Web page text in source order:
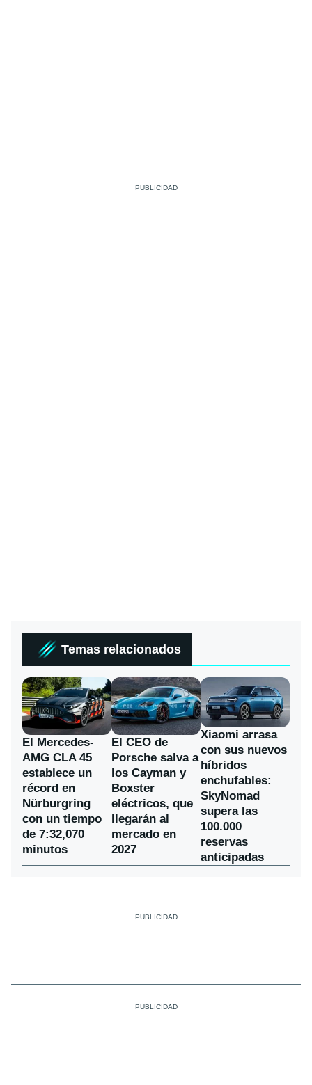
Temas relacionados
El Mercedes-
AMG CLA 45
establece un
récord en
Nürburgring
con un tiempo
de 7:32,070
minutos
El CEO de
Porsche salva a
los Cayman y
Boxster
eléctricos, que
llegarán al
mercado en
2027
Xiaomi arrasa
con sus nuevos
híbridos
enchufables:
SkyNomad
supera las
100.000
reservas
anticipadas